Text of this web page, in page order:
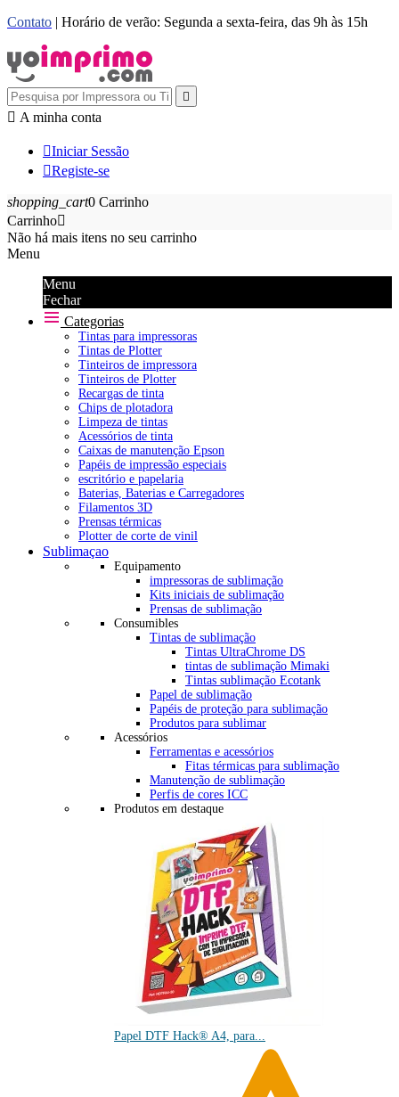
Contato | Horário de verão: Segunda a sexta-feira, das 9h às 15h

 A minha conta
Iniciar Sessão
Registe-se
shopping_cart0 Carrinho
Carrinho
Não há mais itens no seu carrinho
Menu
Menu
Fechar
Categorias
Tintas para impressoras
Tintas de Plotter
Tinteiros de impressora
Tinteiros de Plotter
Recargas de tinta
Chips de plotadora
Limpeza de tintas
Acessórios de tinta
Caixas de manutenção Epson
Papéis de impressão especiais
escritório e papelaria
Baterias, Baterias e Carregadores
Filamentos 3D
Prensas térmicas
Plotter de corte de vinil
Sublimaçao
Equipamento
impressoras de sublimação
Kits iniciais de sublimação
Prensas de sublimação
Consumibles
Tintas de sublimação
Tintas UltraChrome DS
tintas de sublimação Mimaki
Tintas sublimação Ecotank
Papel de sublimação
Papéis de proteção para sublimação
Produtos para sublimar
Acessórios
Ferramentas e acessórios
Fitas térmicas para sublimação
Manutenção de sublimação
Perfis de cores ICC
Produtos em destaque
Papel DTF Hack® A4, para...